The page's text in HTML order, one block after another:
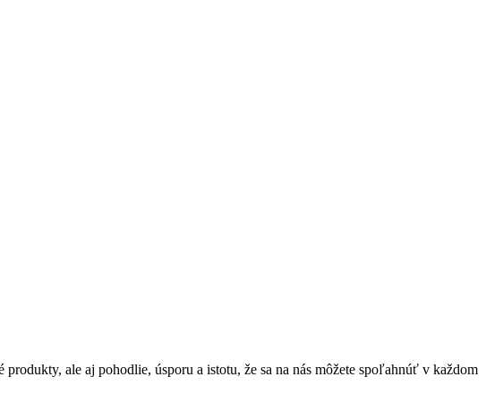
ale aj pohodlie, úsporu a istotu, že sa na nás môžete spoľahnúť v každom